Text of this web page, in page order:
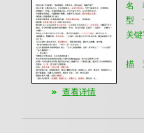
查看详情
名
型
关
描